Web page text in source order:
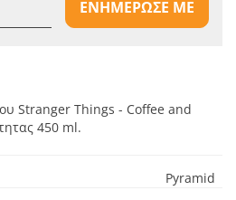
ΕΝΗΜΕΡΩΣΕ ΜΕ
Stranger Things - Coffee and
450 ml.
Pyramid